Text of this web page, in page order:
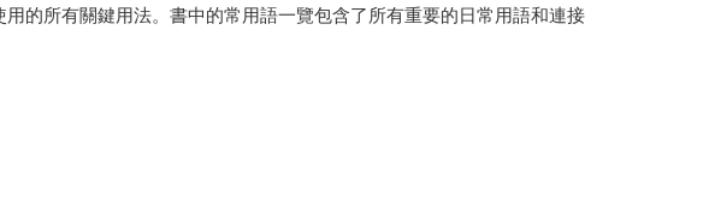
的所有關鍵用法。書中的常用語一覽包含了所有重要的日常用語和連接